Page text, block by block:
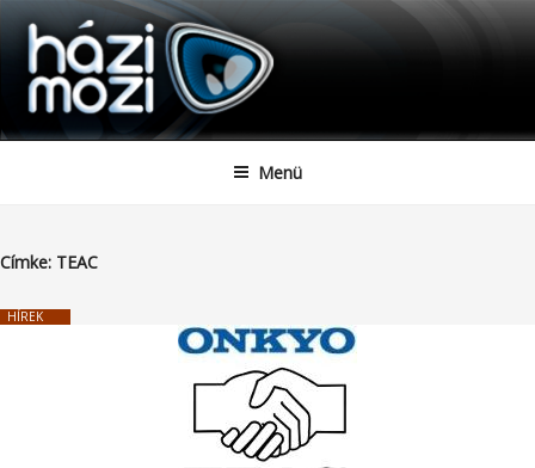
Tartalomhoz
HAZIMOZI
Menü
Címke: TEAC
HÍREK